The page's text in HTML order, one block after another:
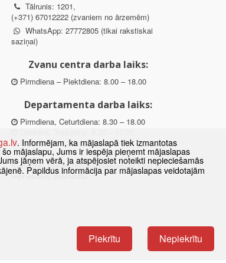
Tālrunis: 1201,
(+371) 67012222 (zvaniem no ārzemēm)
WhatsApp: 27772805 (tikai rakstiskai
saziņai)
Zvanu centra darba laiks:
Pirmdiena – Piektdiena: 8.00 – 18.00
Departamenta darba laiks:
Pirmdiena, Ceturtdiena: 8.30 – 18.00
Piektdiena: 8.30 – 15.00
Klātienes konsultācijas pieejamas tikai ar
iepriekšēju pierakstu.
. Informējam, ka mājaslapā tiek izmantotas
mājaslapu, Jums ir iespēja pieņemt mājaslapas
jāņem vērā, ja atspējosiet noteikti nepieciešamās
Papildus informācija par mājaslapas veidotajām
Piekrītu Nepiekrītu